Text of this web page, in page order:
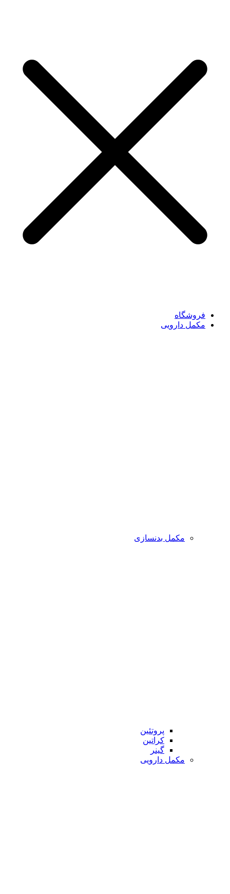
فروشگاه
مکمل دارویی
مکمل بدنسازی
پروتئین
کراتین
گینر
مکمل دارویی